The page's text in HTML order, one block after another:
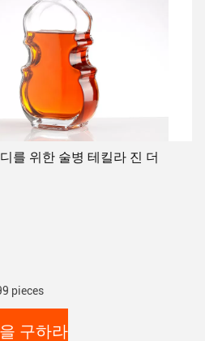
를 위한 술병 테킬라 진 더
pieces
구하라